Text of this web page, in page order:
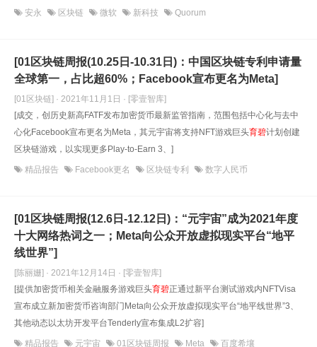
安永 区块链 微软 新科技 Quorum
[01区块链周报(10.25日-10.31日)：中国区块链专利申请量
全球第一，占比超60%；Facebook宣布更名为Meta]
[01区块链] · 2021年11月1日 · [零壹智库]
[成交，创历史新高FATF发布加密货币最新监管指南，范围包括中心化与去中
心化Facebook宣布更名为Meta，其元宇宙将支持NFT游戏巨头育碧计划创建
区块链游戏，以实现更多Play-to-Earn 3、]
精品报告 Facebook更名 区块链专利 数字人民币
[01区块链周报(12.6日-12.12日)：“元宇宙”成为2021年度
十大网络热词之一；Meta向公众开放虚拟现实平台“地平
线世界”]
[陈丽姗] · 2021年12月14日 · [零壹智库]
[提供加密货币相关金融服务游戏巨头育碧正通过新平台测试游戏内NFTVisa
宣布成立新加密货币咨询部门Meta向公众开放虚拟现实平台“地平线世界”3、
其他动态以太坊开发平台Tenderly宣布集成L2扩容]
精品报告 元宇宙 01区块链周报 Meta 百度希壤